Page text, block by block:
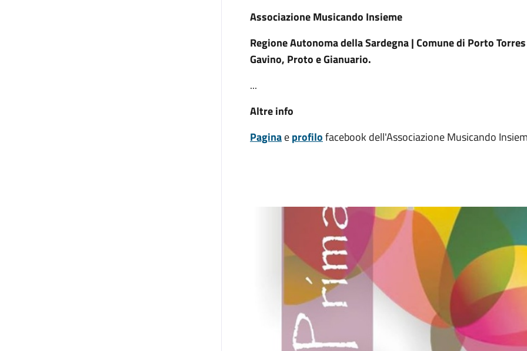
Associazione Musicando Insieme
Regione Autonoma della Sardegna | Comune di Porto
Gavino, Proto e Gianuario.
...
Altre info
Paginaeprofilofacebook dell'Associazione Musicando